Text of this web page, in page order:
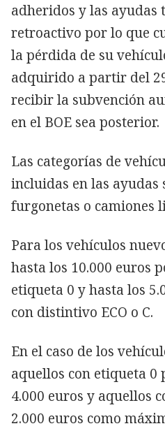
adheridos y las ayudas
retroactivo por lo que
la pérdida de su
adquirido a partir del
recibir la subvención
en el BOE sea posterior.
Las categorías de
incluidas en las ayudas
furgonetas o camiones
Para los vehículos
hasta los 10.000 euros
etiqueta 0 y hasta los
con distintivo ECO o C.
En el caso de los
aquellos con etiqueta
4.000 euros y aquellos
2.000 euros como